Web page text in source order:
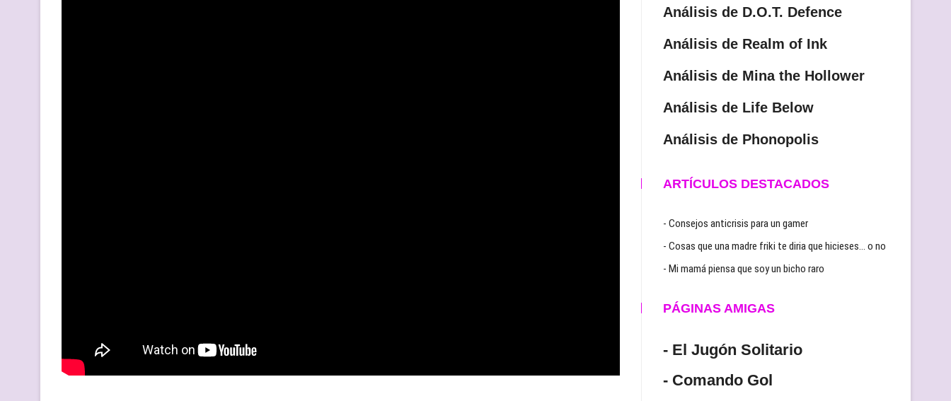
Análisis de D.O.T. Defence
Análisis de Realm of Ink
Análisis de Mina the Hollower
Análisis de Life Below
Análisis de Phonopolis
ARTÍCULOS DESTACADOS
- Consejos anticrisis para un gamer
- Cosas que una madre friki te diria que hicieses… o no
- Mi mamá piensa que soy un bicho raro
PÁGINAS AMIGAS
- El Jugón Solitario
- Comando Gol